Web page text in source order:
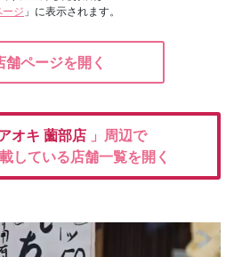
ージ 」に表示されます。
舗ページを開く
オキ 薗部店 」周辺で
している店舗一覧を開く